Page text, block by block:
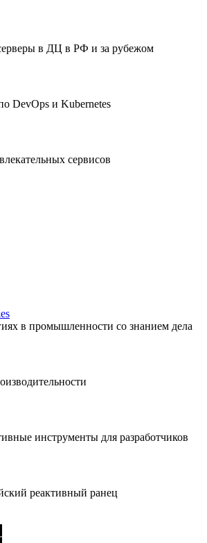
в ДЦ в РФ и за рубежом
DevOps и Kubernetes
сервисов
в промышленности со знанием дела
инструменты для разработчиков
реактивный ранец